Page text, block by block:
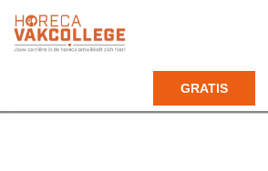
Ga
inhoud
GRATIS